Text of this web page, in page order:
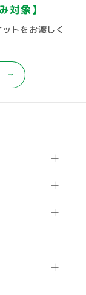
対象】
トをお渡しく